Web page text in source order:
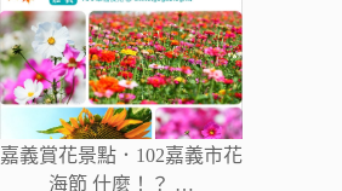
嘉義賞花景點．102嘉義市花
海節 什麼！？ …